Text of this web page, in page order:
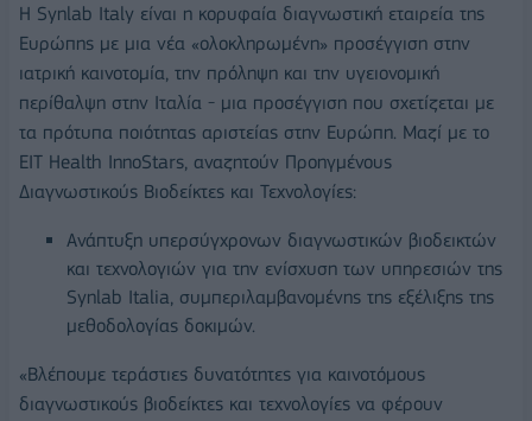
Η Synlab Italy είναι η κορυφαία διαγνωστική εταιρεία της
Ευρώπης με μια νέα «ολοκληρωμένη» προσέγγιση στην
ιατρική καινοτομία, την πρόληψη και την υγειονομική
περίθαλψη στην Ιταλία - μια προσέγγιση που σχετίζεται με
τα πρότυπα ποιότητας αριστείας στην Ευρώπη. Μαζί με το
EIT Health InnoStars, αναζητούν Προηγμένους
Διαγνωστικούς Βιοδείκτες και Τεχνολογίες:
Ανάπτυξη υπερσύγχρονων διαγνωστικών βιοδεικτών
και τεχνολογιών για την ενίσχυση των υπηρεσιών της
Synlab Italia, συμπεριλαμβανομένης της εξέλιξης της
μεθοδολογίας δοκιμών.
«Βλέπουμε τεράστιες δυνατότητες για καινοτόμους
διαγνωστικούς βιοδείκτες και τεχνολογίες να φέρουν